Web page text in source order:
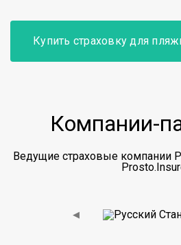
Купить страховку для
Компании-
Ведущие страховые компании
◀